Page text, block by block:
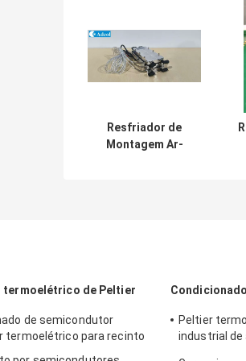
Resfriador de
Montagem Ar-
termoelétrico de Peltier
de semicondutor
termoelétrico para recinto
Peltier
industrial de